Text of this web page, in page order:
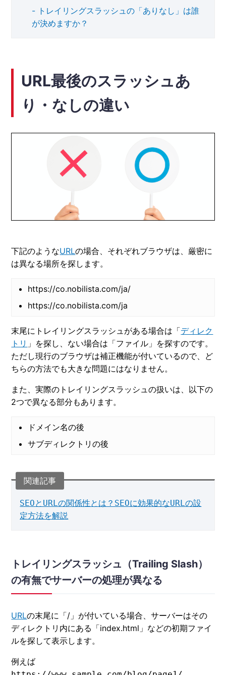
トレイリングスラッシュの「ありなし」は誰
が決めますか？
URL最後のスラッシュあ
り・なしの違い
下記のようなURLの場合、それぞれブラウザは、厳密に
は異なる場所を探します。
https://co.nobilista.com/ja/
https://co.nobilista.com/ja
末尾にトレイリングスラッシュがある場合は「ディレク
トリ 」を探し、ない場合は「ファイル」を探すのです。
ただし現行のブラウザは補正機能が付いているので、ど
ちらの方法でも大きな問題にはなりません。
また、実際のトレイリングスラッシュの扱いは、以下の
2つで異なる部分もあります。
ドメイン名の後
サブディレクトリの後
SEOとURLの関係性とは？SEOに効果的なURLの設
定方法を解説
トレイリングスラッシュ（Trailing Slash）
の有無でサーバーの処理が異なる
URLの末尾に「/」が付いている場合、サーバーはその
ディレクトリ内にある「index.html」などの初期ファイ
ルを探して表示します。
例えば